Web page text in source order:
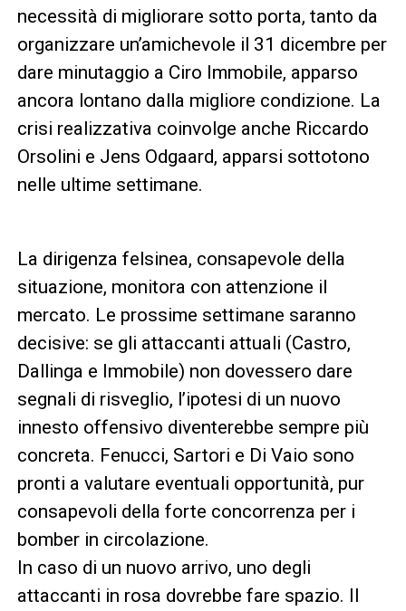
necessità di migliorare sotto porta, tanto da
organizzare un’amichevole il 31 dicembre per
dare minutaggio a Ciro Immobile, apparso
ancora lontano dalla migliore condizione. La
crisi realizzativa coinvolge anche Riccardo
Orsolini e Jens Odgaard, apparsi sottotono
nelle ultime settimane.
La dirigenza felsinea, consapevole della
situazione, monitora con attenzione il
mercato. Le prossime settimane saranno
decisive: se gli attaccanti attuali (Castro,
Dallinga e Immobile) non dovessero dare
segnali di risveglio, l’ipotesi di un nuovo
innesto offensivo diventerebbe sempre più
concreta. Fenucci, Sartori e Di Vaio sono
pronti a valutare eventuali opportunità, pur
consapevoli della forte concorrenza per i
bomber in circolazione.
In caso di un nuovo arrivo, uno degli
attaccanti in rosa dovrebbe fare spazio. Il